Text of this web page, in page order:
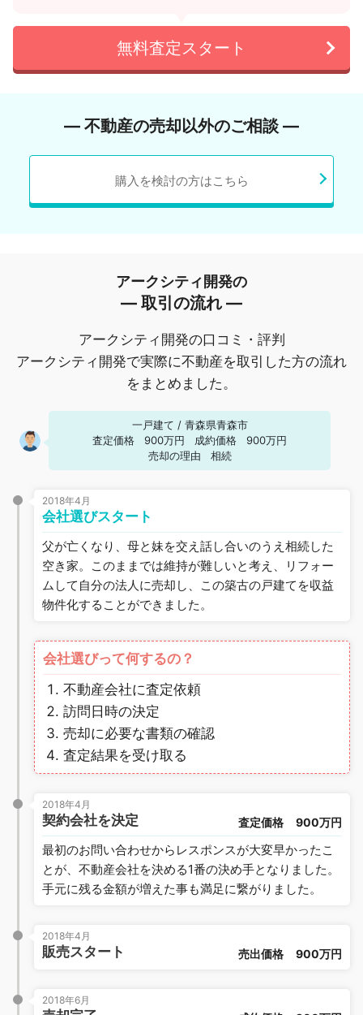
無料査定スタート
― 不動産の売却以外のご相談 ―
購入を検討の方はこちら
アークシティ開発の
― 取引の流れ ―
アークシティ開発の口コミ・評判
アークシティ開発で実際に不動産を取引した方の流れ
をまとめました。
一戸建て / 青森県青森市
査定価格
900万円 成約価格
900万円
売却の理由
相続
2018年4月
会社選びスタート
父が亡くなり、母と妹を交え話し合いのうえ相続した
空き家。このままでは維持が難しいと考え、リフォー
ムして自分の法人に売却し、この築古の戸建てを収益
物件化することができました。
会社選びって何するの？
不動産会社に査定依頼
訪問日時の決定
売却に必要な書類の確認
査定結果を受け取る
2018年4月
契約会社を決定 査定価格 900万円
最初のお問い合わせからレスポンスが大変早かったこ
とが、不動産会社を決める1番の決め手となりました。
手元に残る金額が増えた事も満足に繋がりました。
2018年4月
販売スタート 売出価格 900万円
2018年6月